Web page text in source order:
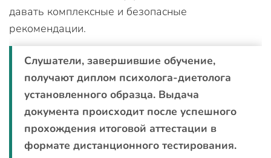
давать комплексные и безопасные
рекомендации.
Слушатели, завершившие обучение,
получают диплом психолога-диетолога
установленного образца. Выдача
документа происходит после успешного
прохождения итоговой аттестации в
формате дистанционного тестирования.